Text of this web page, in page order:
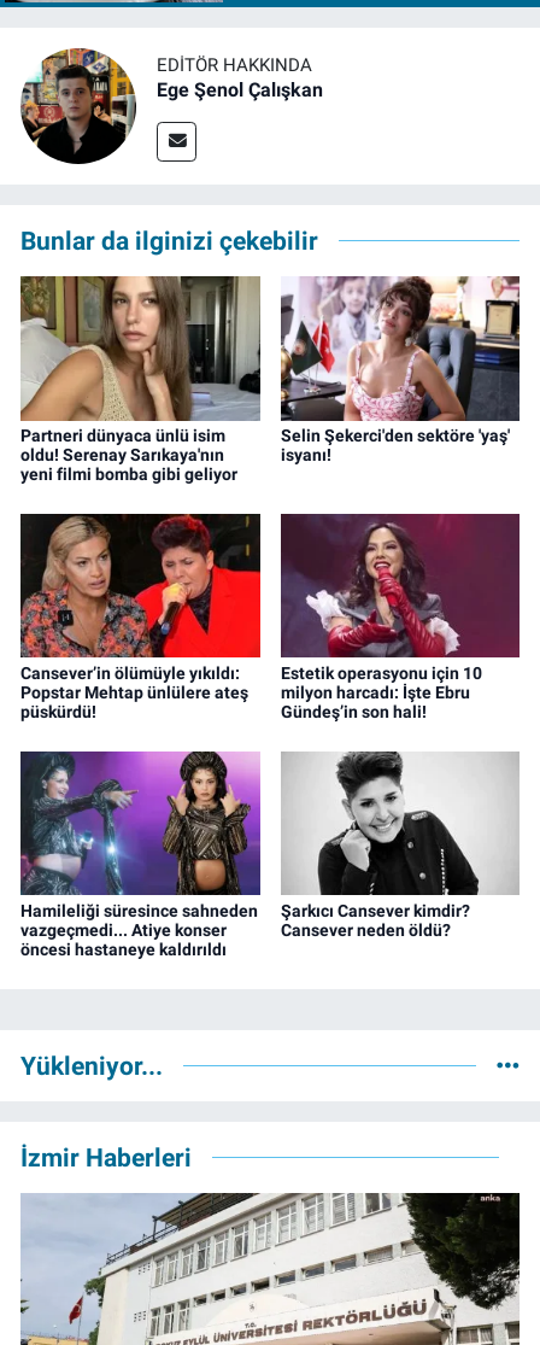
EDITÖR HAKKINDA
Ege Şenol Çalışkan
Bunlar da ilginizi çekebilir
Partneri dünyaca ünlü isim
oldu! Serenay Sarıkaya'nın
yeni filmi bomba gibi geliyor
Selin Şekerci'den sektöre 'yaş'
isyanı!
Cansever’in ölümüyle yıkıldı:
Popstar Mehtap ünlülere ateş
püskürdü!
Estetik operasyonu için 10
milyon harcadı: İşte Ebru
Gündeş’in son hali!
Hamileliği süresince sahneden
vazgeçmedi... Atiye konser
öncesi hastaneye kaldırıldı
Şarkıcı Cansever kimdir?
Cansever neden öldü?
Yükleniyor...
İzmir Haberleri